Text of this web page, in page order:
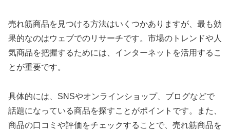
売れ筋商品を見つける方法はいくつかありますが、最も効
果的なのはウェブでのリサーチです。市場のトレンドや人
気商品を把握するためには、インターネットを活用するこ
とが重要です。
具体的には、SNSやオンラインショップ、ブログなどで
話題になっている商品を探すことがポイントです。また、
商品の口コミや評価をチェックすることで、売れ筋商品を